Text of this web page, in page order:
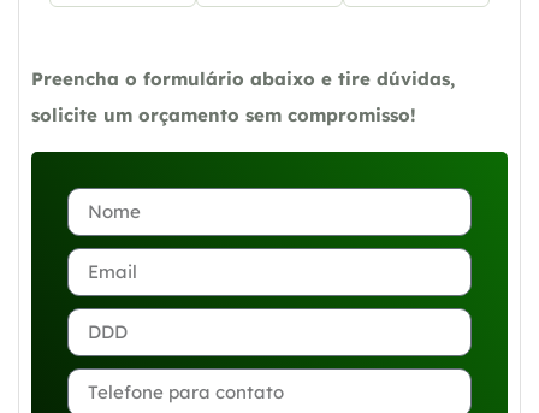
Preencha o formulário abaixo e tire dúvidas,
solicite um orçamento sem compromisso!